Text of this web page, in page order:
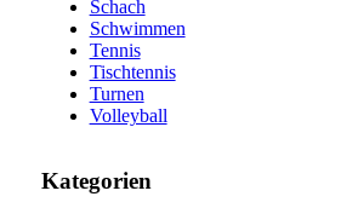
Schach
Schwimmen
Tennis
Tischtennis
Turnen
Volleyball
Kategorien